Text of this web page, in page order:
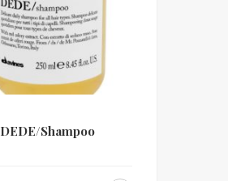
DEDE/Shampoo